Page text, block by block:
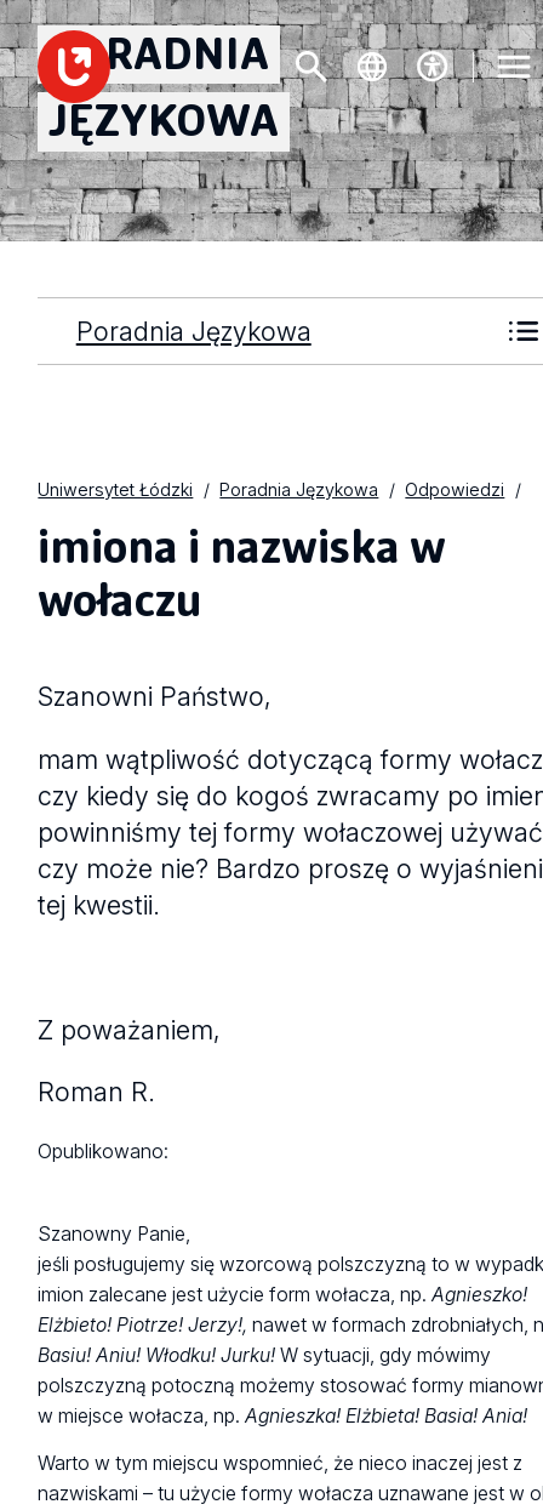
PORADNIA
JĘZYKOWA
Poradnia Językowa
Uniwersytet Łódzki Poradnia Językowa Odpowiedzi
imiona i nazwiska w
wołaczu
Szanowni Państwo,
mam wątpliwość dotyczącą formy
czy kiedy się do kogoś zwracamy po
powinniśmy tej formy wołaczowej
czy może nie? Bardzo proszę o
tej kwestii.
Z poważaniem,
Roman R.
Opublikowano:
Szanowny Panie,
jeśli posługujemy się wzorcową polszczyzną to w
imion zalecane jest użycie form wołacza, np.Agnieszko!
Elżbieto! Piotrze! Jerzy!, nawet w formach zdrobniałych,
Basiu! Aniu! Włodku! Jurku!W sytuacji, gdy mówimy
polszczyzną potoczną możemy stosować formy
w miejsce wołacza, np.Agnieszka! Elżbieta! Basia! Ania!
Warto w tym miejscu wspomnieć, że nieco inaczej jest z
nazwiskami – tu użycie formy wołacza uznawane jest w